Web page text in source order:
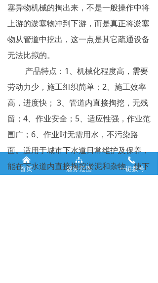
塞异物机械的掏出来，不是一般操作中将
上游的淤塞物冲到下游，而是真正将淤塞
物从管道中挖出，这一点是其它疏通设备
无法比拟的。
产品特点：1、机械化程度高，需要
劳动力少，施工组织简单；2、施工效率
高，进度快； 3、管道内直接掏挖，无残
留；4、作业安全；5、适应性强，作业范
围广；6、作业时无需用水，不污染路
面。适用于城市下水道日常维护及保养，
能在下水道内直接掏挖淤泥和杂物，使下
낀
首页
뀒
服务范围
끅
一键拨号